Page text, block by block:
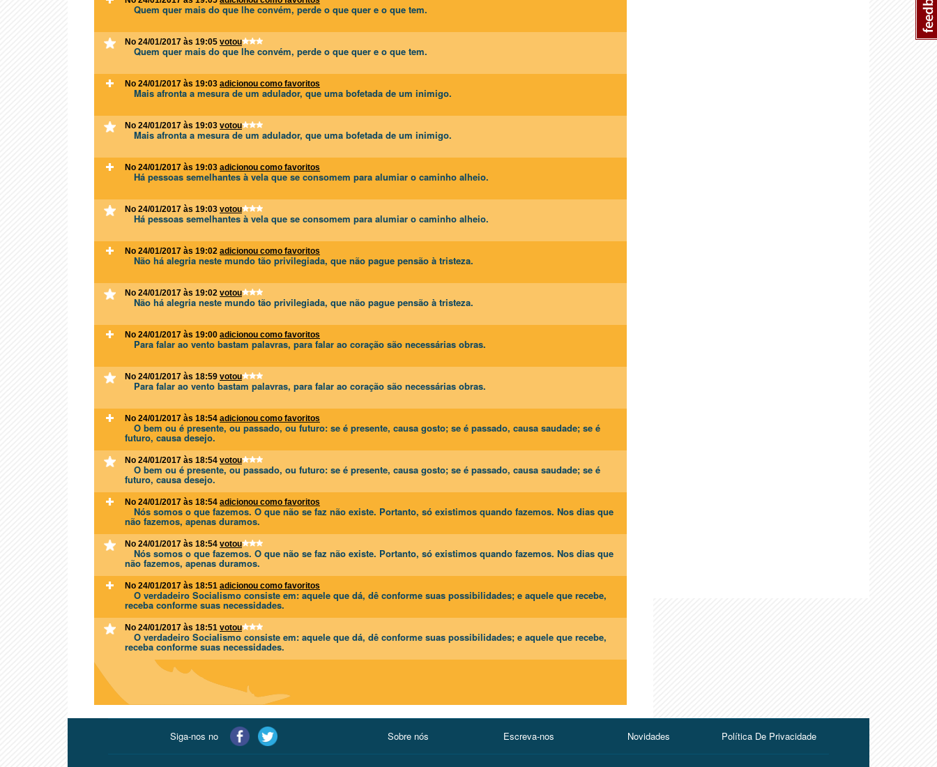
Quem quer mais do que lhe convém, perde o que quer e o que tem.
No 24/01/2017 às 19:05 votou
Quem quer mais do que lhe convém, perde o que quer e o que tem.
No 24/01/2017 às 19:03 adicionou como favoritos
Mais afronta a mesura de um adulador, que uma bofetada de um inimigo.
No 24/01/2017 às 19:03 votou
Mais afronta a mesura de um adulador, que uma bofetada de um inimigo.
No 24/01/2017 às 19:03 adicionou como favoritos
Há pessoas semelhantes à vela que se consomem para alumiar o caminho alheio.
No 24/01/2017 às 19:03 votou
Há pessoas semelhantes à vela que se consomem para alumiar o caminho alheio.
No 24/01/2017 às 19:02 adicionou como favoritos
Não há alegria neste mundo tão privilegiada, que não pague pensão à tristeza.
No 24/01/2017 às 19:02 votou
Não há alegria neste mundo tão privilegiada, que não pague pensão à tristeza.
No 24/01/2017 às 19:00 adicionou como favoritos
Para falar ao vento bastam palavras, para falar ao coração são necessárias obras.
No 24/01/2017 às 18:59 votou
Para falar ao vento bastam palavras, para falar ao coração são necessárias obras.
No 24/01/2017 às 18:54 adicionou como favoritos
O bem ou é presente, ou passado, ou futuro: se é presente, causa gosto; se é passado, causa saudade; se é
futuro, causa desejo.
No 24/01/2017 às 18:54 votou
O bem ou é presente, ou passado, ou futuro: se é presente, causa gosto; se é passado, causa saudade; se é
futuro, causa desejo.
No 24/01/2017 às 18:54 adicionou como favoritos
Nós somos o que fazemos. O que não se faz não existe. Portanto, só existimos quando fazemos. Nos dias que
não fazemos, apenas duramos.
No 24/01/2017 às 18:54 votou
Nós somos o que fazemos. O que não se faz não existe. Portanto, só existimos quando fazemos. Nos dias que
não fazemos, apenas duramos.
No 24/01/2017 às 18:51 adicionou como favoritos
O verdadeiro Socialismo consiste em: aquele que dá, dê conforme suas possibilidades; e aquele que recebe,
receba conforme suas necessidades.
No 24/01/2017 às 18:51 votou
O verdadeiro Socialismo consiste em: aquele que dá, dê conforme suas possibilidades; e aquele que recebe,
receba conforme suas necessidades.
Siga-nos no Sobre nós Escreva-nos Novidades Política De Privacidade